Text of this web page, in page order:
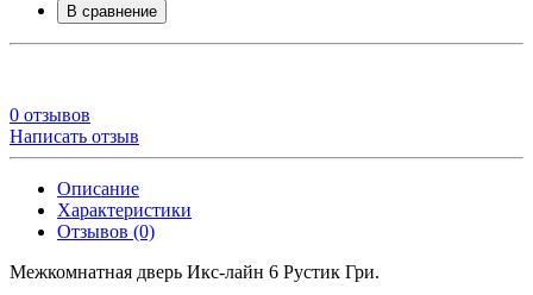
В сравнение
0 отзывов
Написать отзыв
Описание
Характеристики
Отзывов (0)
Межкомнатная дверь Икс-лайн 6 Рустик Гри.